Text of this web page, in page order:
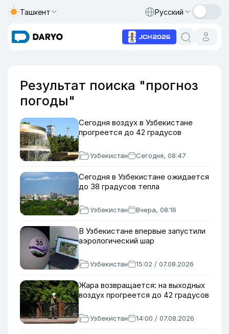
Ташкент Русский
Результат поиска "прогноз
погоды"
Сегодня воздух в Узбекистане
прогреется до 42 градусов
Узбекистан Сегодня, 08:47
Сегодня в Узбекистане ожидается
до 38 градусов тепла
Узбекистан Вчера, 08:16
В Узбекистане впервые запустили
аэрологический шар
Узбекистан 15:02 / 07.08.2026
Жара возвращается: на выходных
воздух прогреется до 42 градусов
Узбекистан 14:00 / 07.08.2026